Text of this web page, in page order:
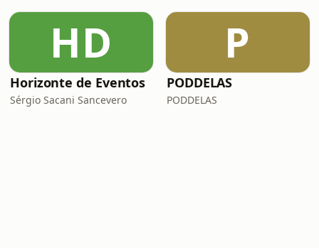
HD
Horizonte de Eventos
Sérgio Sacani Sancevero
P
PODDELAS
PODDELAS